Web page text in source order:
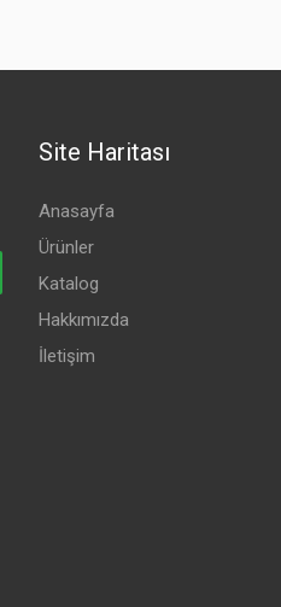
Site Haritası
Anasayfa
Ürünler
Katalog
Hakkımızda
İletişim